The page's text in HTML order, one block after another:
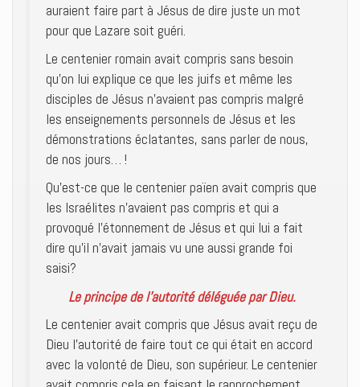
auraient faire part à Jésus de dire juste un mot
pour que Lazare soit guéri.
Le centenier romain avait compris sans besoin
qu’on lui explique ce que les juifs et même les
disciples de Jésus n’avaient pas compris malgré
les enseignements personnels de Jésus et les
démonstrations éclatantes, sans parler de nous,
de nos jours… !
Qu’est-ce que le centenier païen avait compris que
les Israélites n’avaient pas compris et qui a
provoqué l’étonnement de Jésus et qui lui a fait
dire qu’il n’avait jamais vu une aussi grande foi
saisi?
Le principe de l’autorité déléguée par Dieu.
Le centenier avait compris que Jésus avait reçu de
Dieu l’autorité de faire tout ce qui était en accord
avec la volonté de Dieu, son supérieur. Le centenier